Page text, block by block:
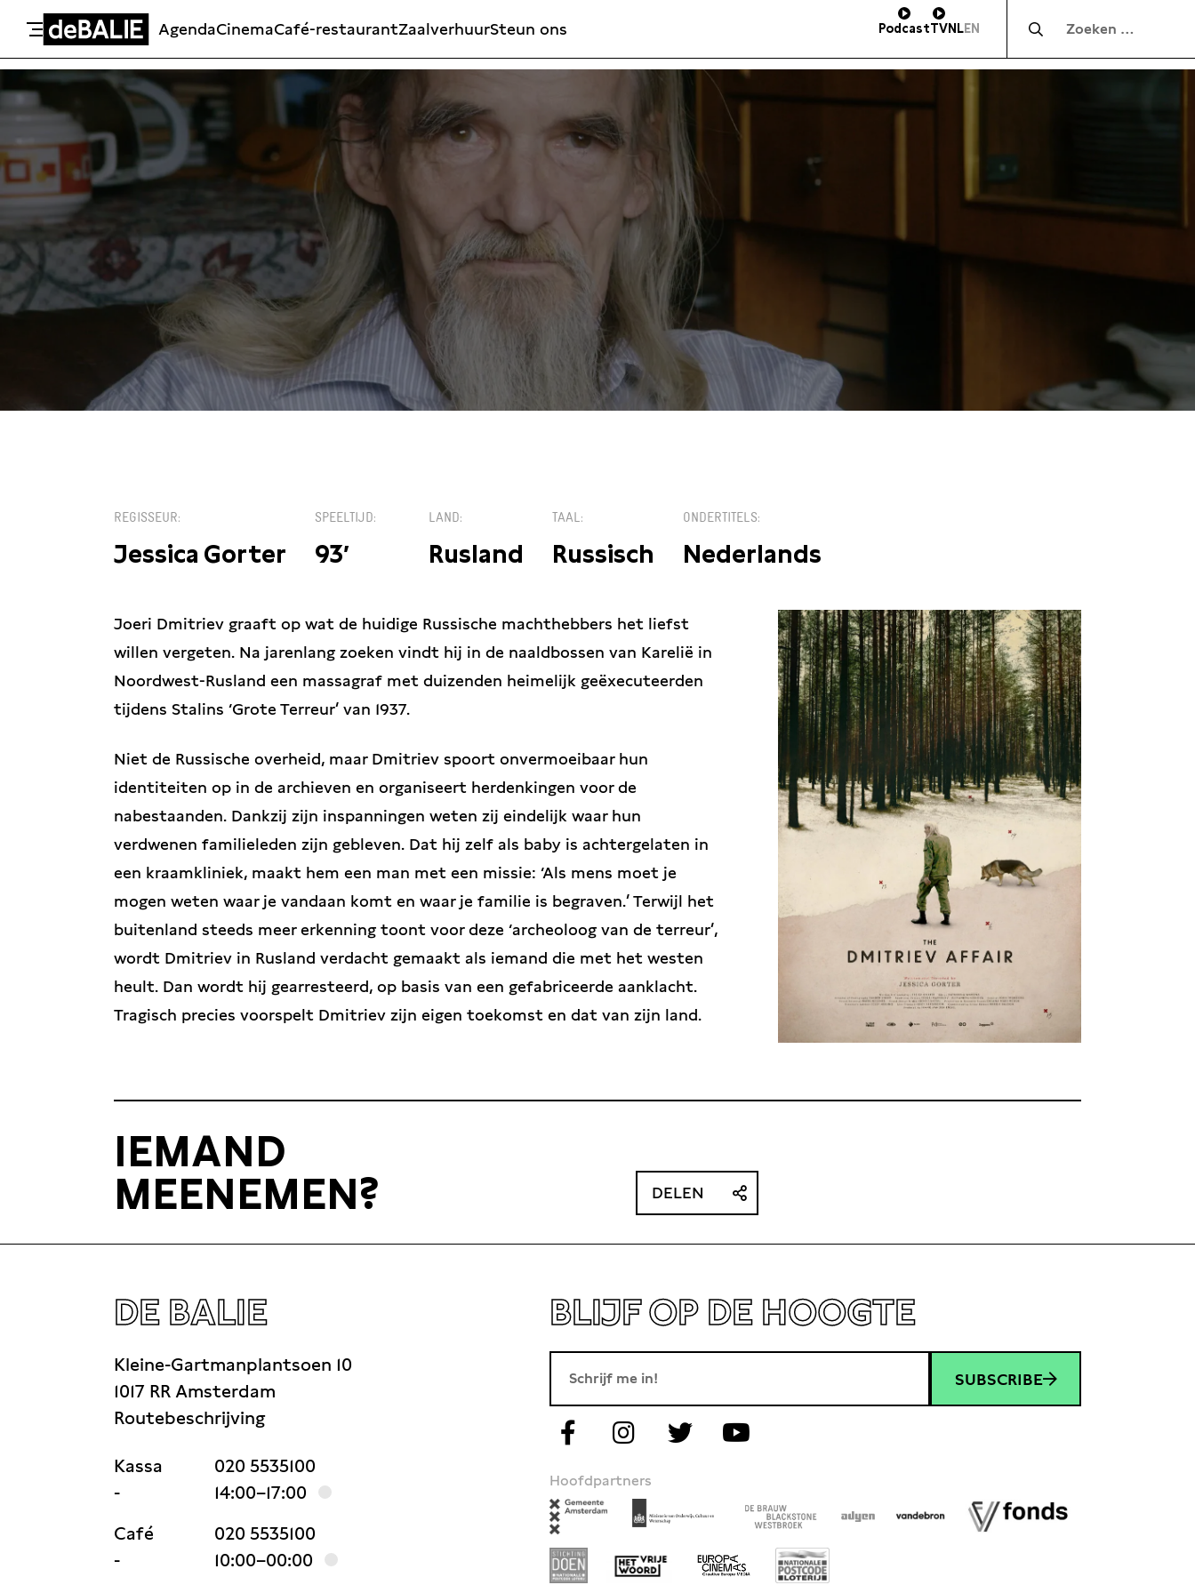
Meteen naar de content
De Balie
AgendaCinemaCafé-restaurantZaalverhuurSteun ons PodcastTVNLEN
KIES EEN DATUM
€11,50 10:30
REGISSEUR
Jessica Gorter
SPEELTIJD
93′
LAND
Rusland
TAAL
Russisch
ONDERTITELS
Nederlands
Joeri Dmitriev graaft op wat de huidige Russische machthebbers het liefst
willen vergeten. Na jarenlang zoeken vindt hij in de naaldbossen van Karelië in
Noordwest-Rusland een massagraf met duizenden heimelijk geëxecuteerden
tijdens Stalins ‘Grote Terreur’ van 1937.
Niet de Russische overheid, maar Dmitriev spoort onvermoeibaar hun
identiteiten op in de archieven en organiseert herdenkingen voor de
nabestaanden. Dankzij zijn inspanningen weten zij eindelijk waar hun
verdwenen familieleden zijn gebleven. Dat hij zelf als baby is achtergelaten in
een kraamkliniek, maakt hem een man met een missie: ‘Als mens moet je
mogen weten waar je vandaan komt en waar je familie is begraven.’ Terwijl het
buitenland steeds meer erkenning toont voor deze ‘archeoloog van de terreur’,
wordt Dmitriev in Rusland verdacht gemaakt als iemand die met het westen
heult. Dan wordt hij gearresteerd, op basis van een gefabriceerde aanklacht.
Tragisch precies voorspelt Dmitriev zijn eigen toekomst en dat van zijn land.
IEMAND
MEENEMEN?
DELEN
DE BALIE
Kleine-Gartmanplantsoen 10
1017 RR Amsterdam
Routebeschrijving
Kassa
020 5535100
-
14:00–17:00
Café
020 5535100
-
10:00–00:00
BLIJF OP DE HOOGTE
SUBSCRIBE
Hoofdpartners